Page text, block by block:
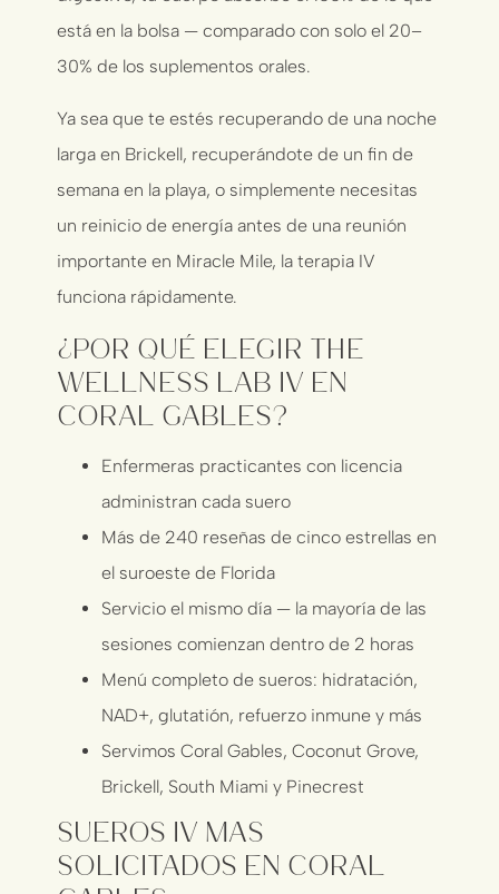
está en la bolsa — comparado con solo el 20–
30% de los suplementos orales.
Ya sea que te estés recuperando de una noche
larga en Brickell, recuperándote de un fin de
semana en la playa, o simplemente necesitas
un reinicio de energía antes de una reunión
importante en Miracle Mile, la terapia IV
funciona rápidamente.
¿Por Qué Elegir The
Wellness Lab IV en
Coral Gables?
Enfermeras practicantes con licencia
administran cada suero
Más de 240 reseñas de cinco estrellas en
el suroeste de Florida
Servicio el mismo día — la mayoría de las
sesiones comienzan dentro de 2 horas
Menú completo de sueros: hidratación,
NAD+, glutatión, refuerzo inmune y más
Servimos Coral Gables, Coconut Grove,
Brickell, South Miami y Pinecrest
Sueros IV Más
Solicitados en Coral